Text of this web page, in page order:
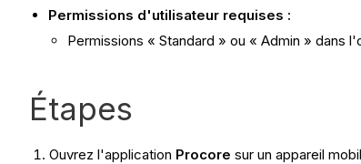
Permissions d'utilisateur requises :
Permissions « Standard » ou « Admin » dans
Étapes
Ouvrez l'application Procore sur un appareil